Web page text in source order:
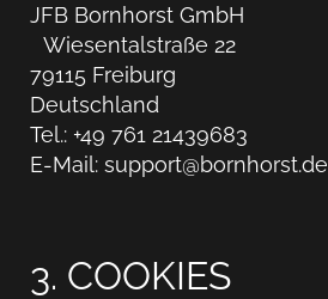
JFB Bornhorst GmbH
Wiesentalstraße 22
79115 Freiburg
Deutschland
Tel.: +49 761 21439683
E-Mail: support@bornhorst.de
3. COOKIES